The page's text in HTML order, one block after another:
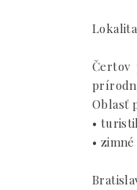
Čertov
Oblasť
•
•